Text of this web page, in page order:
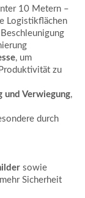
10 Metern –
Logistikflächen
, um
zu
und Verwiegung,
durch
sowie
Sicherheit